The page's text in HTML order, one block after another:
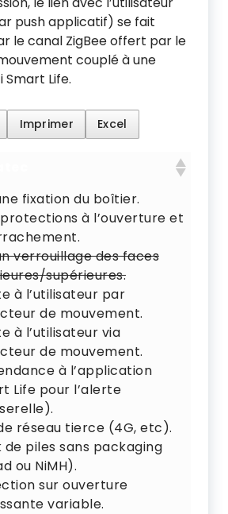
push applicatif) se fait
le canal ZigBee offert par le
couplé à une
Smart Life.
Imprimer Excel
fixation du boîtier.
à l’ouverture et
verrouillage des faces
supérieures.
à l’utilisateur par
de mouvement.
à l’utilisateur via
de mouvement.
à l’application
Life pour l’alerte
réseau tierce (4G, etc).
de piles sans packaging
ou NiMH).
sur ouverture
variable.